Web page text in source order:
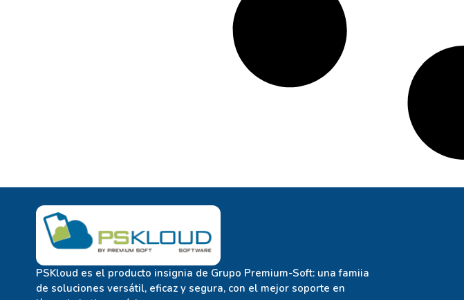
PSKloud es el producto insignia de Grupo Premium-Soft: una famiia
de soluciones versátil, eficaz y segura, con el mejor soporte en